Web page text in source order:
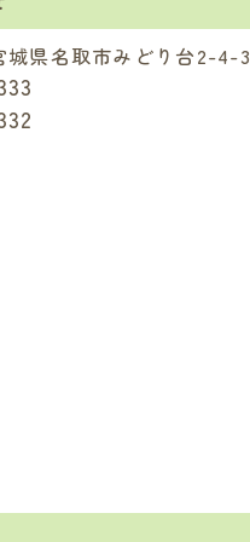
県名取市みどり台2-4-3